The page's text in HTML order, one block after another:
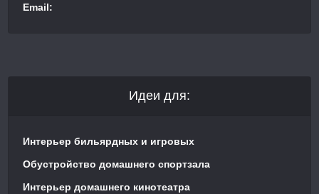
Email:
Идеи для:
Интерьер бильярдных и игровых
Обустройство домашнего спортзала
Интерьер домашнего кинотеатра